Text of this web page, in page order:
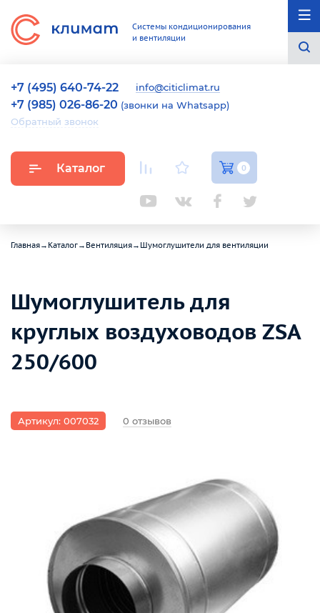
Системы кондиционирования
и вентиляции
+7 (495) 640-74-22 info@citiclimat.ru
+7 (985) 026-86-20 (звонки на Whatsapp)
Обратный звонок
Каталог 0
Главная→ Каталог→ Вентиляция→ Шумоглушители для вентиляции
Шумоглушитель для
круглых воздуховодов ZSA
250/600
Артикул: 007032 0 отзывов